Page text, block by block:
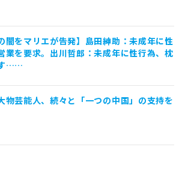
闇をマリエが告発】島田紳助：未成年に性
業を要求。出川哲郎：未成年に性行為、枕
……
物芸能人、続々と「一つの中国」の支持を